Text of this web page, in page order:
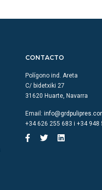
CONTACTO
Polígono ind. Areta
C/ bidetxiki 27
31620 Huarte, Navarra
Email:
+34 626 255 683 i +34 948